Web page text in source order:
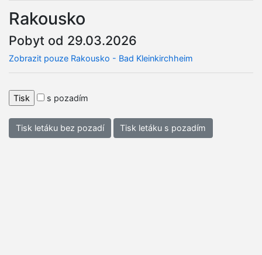
Rakousko
Pobyt od 29.03.2026
Zobrazit pouze Rakousko - Bad Kleinkirchheim
s pozadím
Tisk letáku bez pozadí Tisk letáku s pozadím